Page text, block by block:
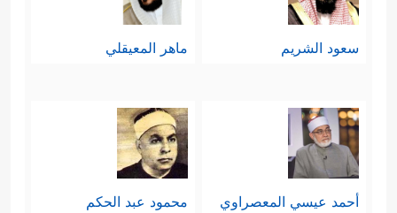
سعود الشريم ماهر المعيقلي
أحمد عيسي المعصراوي محمود عبد الحكم